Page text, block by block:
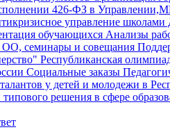
426-ФЗ в
управление школами
обучающихся Анализы
ОО, семинары и совещания
Республиканская
Социальные заказы
у детей и молодежи в
решения в сфере